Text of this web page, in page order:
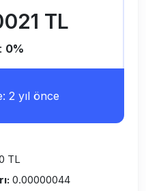
TL
0%
2 yıl önce
TL
0.00000044